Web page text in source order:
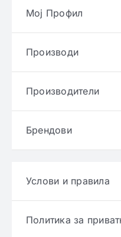
Мој Профил
Производи
Производители
Брендови
Услови и правила
Политика за